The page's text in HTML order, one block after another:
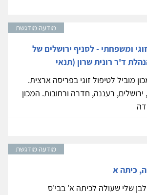
מודעה מודגשת
ומשפחתי - לסניף ירושלים של
ד'ר רונית שרון (תנאי
מוביל לטיפול זוגי בפריסה ארצית.
רעננה, חדרה ורחובות. המכון
מודעה מודגשת
כיתה א
שלי שעולה לכיתה א' בבי'ס